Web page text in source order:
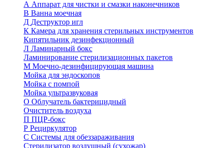
А Аппарат для чистки и смазки наконечников
В Ванна моечная
Д Деструктор игл
К Камера для хранения стерильных инструментов
Кипятильник дезинфекционный
Л Ламинарный бокс
Ламинирование стерилизационных пакетов
М Моечно-дезинфицирующая машина
Мойка для эндоскопов
Мойка с помпой
Мойка ультразвуковая
О Облучатель бактерицидный
Очиститель воздуха
П ПЦР-бокс
Р Рециркулятор
С Системы для обеззараживания
Стерилизатор воздушный (сухожар)